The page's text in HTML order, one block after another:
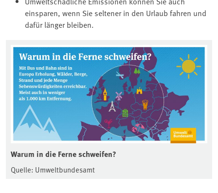
einsparen, wenn Sie seltener in den Urlaub fahren und
dafür länger bleiben.
Warum in die Ferne schweifen?
Quelle: Umweltbundesamt